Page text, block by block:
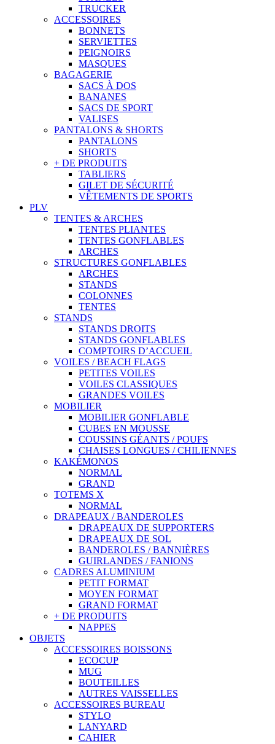
TRUCKER
ACCESSOIRES
BONNETS
SERVIETTES
PEIGNOIRS
MASQUES
BAGAGERIE
SACS À DOS
BANANES
SACS DE SPORT
VALISES
PANTALONS & SHORTS
PANTALONS
SHORTS
+ DE PRODUITS
TABLIERS
GILET DE SÉCURITÉ
VÊTEMENTS DE SPORTS
PLV
TENTES & ARCHES
TENTES PLIANTES
TENTES GONFLABLES
ARCHES
STRUCTURES GONFLABLES
ARCHES
STANDS
COLONNES
TENTES
STANDS
STANDS DROITS
STANDS GONFLABLES
COMPTOIRS D’ACCUEIL
VOILES / BEACH FLAGS
PETITES VOILES
VOILES CLASSIQUES
GRANDES VOILES
MOBILIER
MOBILIER GONFLABLE
CUBES EN MOUSSE
COUSSINS GÉANTS / POUFS
CHAISES LONGUES / CHILIENNES
KAKÉMONOS
NORMAL
GRAND
TOTEMS X
NORMAL
DRAPEAUX / BANDEROLES
DRAPEAUX DE SUPPORTERS
DRAPEAUX DE SOL
BANDEROLES / BANNIÈRES
GUIRLANDES / FANIONS
CADRES ALUMINIUM
PETIT FORMAT
MOYEN FORMAT
GRAND FORMAT
+ DE PRODUITS
NAPPES
OBJETS
ACCESSOIRES BOISSONS
ECOCUP
MUG
BOUTEILLES
AUTRES VAISSELLES
ACCESSOIRES BUREAU
STYLO
LANYARD
CAHIER